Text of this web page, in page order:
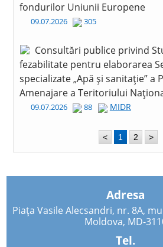
fondurilor Uniunii Europene
09.07.2026 305
Consultări publice privind
fezabilitate pentru elaborarea
specializate „Apă și sanitație” a
Amenajare a Teritoriului
09.07.2026 88 MIDR
< 1 2 >
Adresa
Piața Vasile Alecsandri, nr. 8A,
Moldova, MD-
Tel.